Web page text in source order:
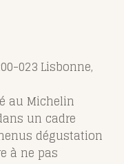
023 Lisbonne,
au Michelin
un cadre
dégustation
à ne pas